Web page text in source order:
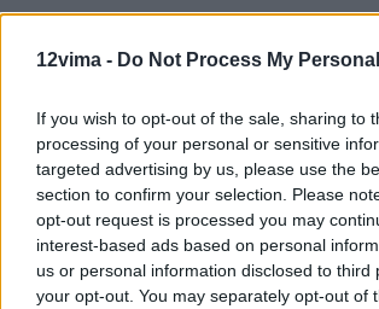
12vima - Do Not Process My
If you wish to opt-out of the sale, sharing to
processing of your personal or sensitive
targeted advertising by us, please use the
section to confirm your selection. Please
opt-out request is processed you may
interest-based ads based on personal
us or personal information disclosed to third
your opt-out. You may separately opt-out of